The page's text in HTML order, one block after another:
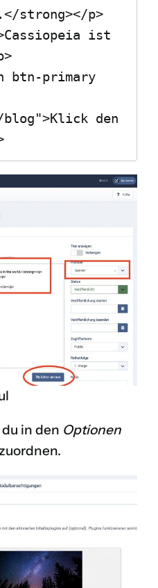
strong></p>
ist
btn-primary
den
in den Optionen